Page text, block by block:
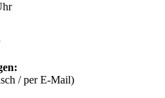
/ per E-Mail)